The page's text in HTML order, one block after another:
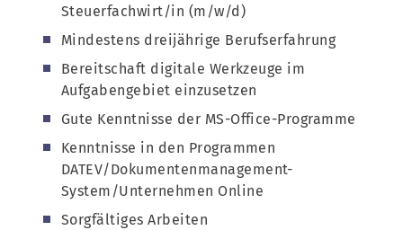
Steuerfachwirt/in (m/w/d)
Mindestens dreijährige Berufserfahrung
Bereitschaft digitale Werkzeuge im
Aufgabengebiet einzusetzen
Gute Kenntnisse der MS-Office-Programme
Kenntnisse in den Programmen
DATEV/Dokumentenmanagement-
System/Unternehmen Online
Sorgfältiges Arbeiten